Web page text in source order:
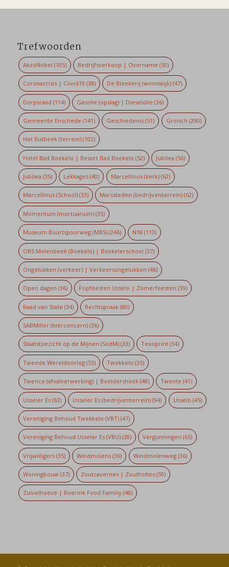
Trefwoorden
AkzoNobel (105) Bedrijfsverkoop | Overname (50)
Coronacrisis | Covid19 (38) De Bleekerij (woonwijk) (47)
Dorpsraad (114) Gasolie (opslag) | Dieselolie (36)
Gemeente Enschede (141) Geschiedenis (51) Grolsch (290)
Het Rutbeek (terrein)(102)
Hotel Bad Boekelo | Resort Bad Boekelo (52) Jubilea (56)
Jubilea (35) Lekkages (40) Marcellinus (kerk)(62)
Marcellinus (School)(33) Marssteden (bedrijventerrein) (62)
Momentum (mortuarium)(35)
Museum Buurtspoorweg (MBS)(246) N18 (113)
OBS Molenbeek (Boekelo) | Boekelerschool (37)
Ongelukken (verkeer) | Verkeersongelukken (46)
Open dagen (36) Popfeesten Usselo | Zomerfeesten (39)
Raad van State (34) Rechtspraak (80)
SABMiller (bierconcern)(36)
Staatstoezicht op de Mijnen (SodM)(33) Texoprint (34)
Tweede Wereldoorlog(55) Twekkelo (35)
Twence (afvalverwerking) | Boeldershoek(48) Twente (41)
Usseler Es(63) Usseler Es (bedrijventerrein) (94) Usselo (45)
Vereniging Behoud Twekkelo (VBT)(47)
Vereniging Behoud Usseler Es (VBU)(38) Vergunningen (65)
Vrijwilligers(35) Windmolens (36) Windmolenweg(36)
Woningbouw(37) Zoutcavernes | Zoutholtes (59)
Zuivelhoeve | Roerink Food Familiy(48)